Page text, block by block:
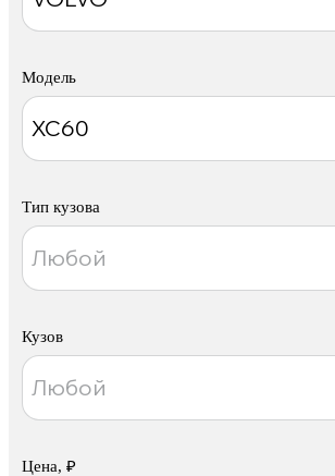
Модель
Тип кузова
Кузов
Цена, ₽